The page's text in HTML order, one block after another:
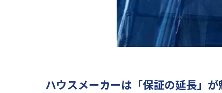
ハウスメーカーは「保証の延長」が